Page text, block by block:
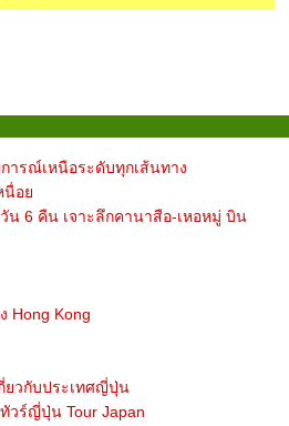
ารณ์เหนือระดับทุกเส้นทาง
นื่อย
น 6 คืน เจาะลึกคานาสือ-เหอหมู่ บิน
Hong Kong
วกับประเทศญี่ปุ่น
วร์ญี่ปุ่น Tour Japan